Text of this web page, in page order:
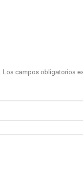
Los campos obligatorios